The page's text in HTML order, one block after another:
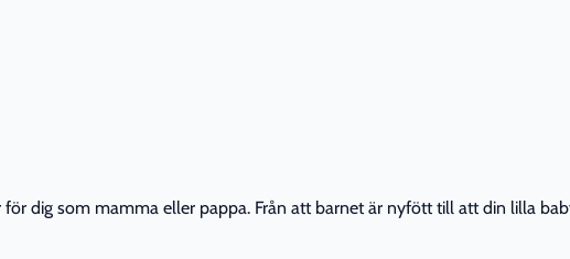
dig som mamma eller pappa. Från att barnet är nyfött till att din lilla